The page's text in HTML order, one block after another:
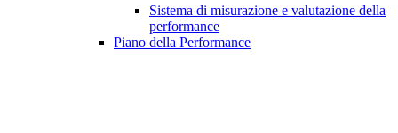
Sistema di misurazione e valutazione della
performance
Piano della Performance